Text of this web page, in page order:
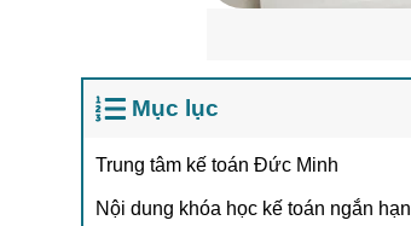
Mục lục
Trung tâm kế toán Đức Minh
Nội dung khóa học kế toán ngắn hạn